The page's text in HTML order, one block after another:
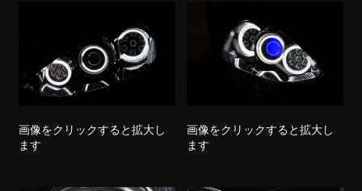
画像をクリックすると拡大し
ます
画像をクリックすると拡大し
ます